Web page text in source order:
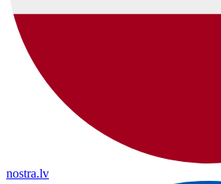
nostra.lv